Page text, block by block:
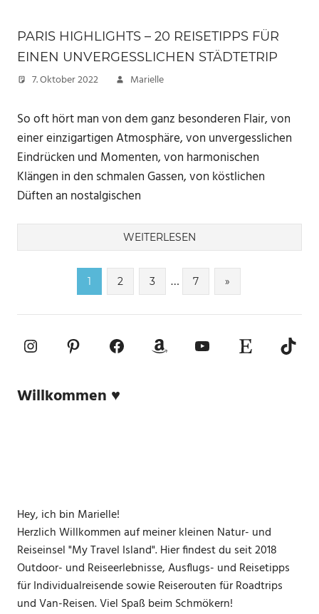
PARIS HIGHLIGHTS – 20 REISETIPPS FÜR
EINEN UNVERGESSLICHEN STÄDTETRIP
7. Oktober 2022 Marielle
So oft hört man von dem ganz besonderen Flair, von
einer einzigartigen Atmosphäre, von unvergesslichen
Eindrücken und Momenten, von harmonischen
Klängen in den schmalen Gassen, von köstlichen
Düften an nostalgischen
WEITERLESEN
Seitennummerierung
der
Beiträge
1 2 3 … 7
Nächste
Beiträge
»
InstagramPinterestFacebookAmazonYouTube
Etsy-Shop
Willkommen ♥
Hey, ich bin Marielle!
Herzlich Willkommen auf meiner kleinen Natur- und
Reiseinsel "My Travel Island". Hier findest du seit 2018
Outdoor- und Reiseerlebnisse, Ausflugs- und Reisetipps
für Individualreisende sowie Reiserouten für Roadtrips
und Van-Reisen. Viel Spaß beim Schmökern!